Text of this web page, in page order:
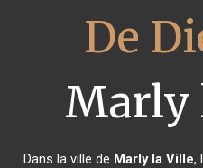
De
Marly
Dans la ville de Marly la Ville,